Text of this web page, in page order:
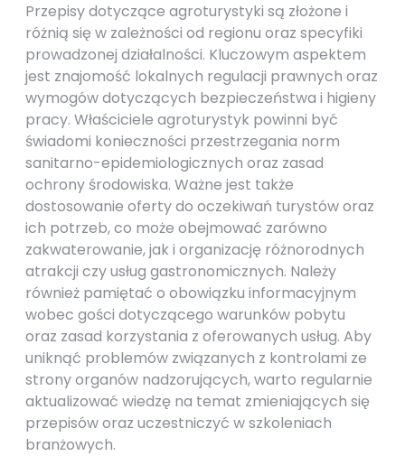
Przepisy dotyczące agroturystyki są złożone i
różnią się w zależności od regionu oraz specyfiki
prowadzonej działalności. Kluczowym aspektem
jest znajomość lokalnych regulacji prawnych oraz
wymogów dotyczących bezpieczeństwa i higieny
pracy. Właściciele agroturystyk powinni być
świadomi konieczności przestrzegania norm
sanitarno-epidemiologicznych oraz zasad
ochrony środowiska. Ważne jest także
dostosowanie oferty do oczekiwań turystów oraz
ich potrzeb, co może obejmować zarówno
zakwaterowanie, jak i organizację różnorodnych
atrakcji czy usług gastronomicznych. Należy
również pamiętać o obowiązku informacyjnym
wobec gości dotyczącego warunków pobytu
oraz zasad korzystania z oferowanych usług. Aby
uniknąć problemów związanych z kontrolami ze
strony organów nadzorujących, warto regularnie
aktualizować wiedzę na temat zmieniających się
przepisów oraz uczestniczyć w szkoleniach
branżowych.